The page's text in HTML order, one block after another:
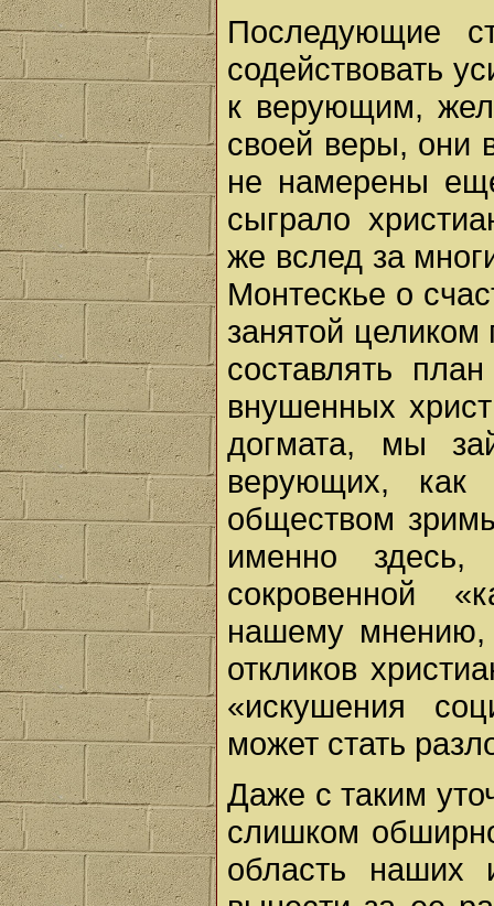
Последующие
содействовать
к верующим,
своей веры, они
не намерены
сыграло
же вслед за
Монтескье о
занятой
составлять
внушенных
догмата, мы
верующих, как
обществом
именно
сокровенной
нашему мнению,
откликов
«искушения
может стать
Даже с таким
слишком
область наших